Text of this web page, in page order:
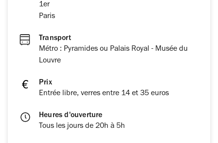
1er
Paris
Transport
Métro : Pyramides ou Palais Royal - Musée du
Louvre
Prix
Entrée libre, verres entre 14 et 35 euros
Heures d'ouverture
Tous les jours de 20h à 5h